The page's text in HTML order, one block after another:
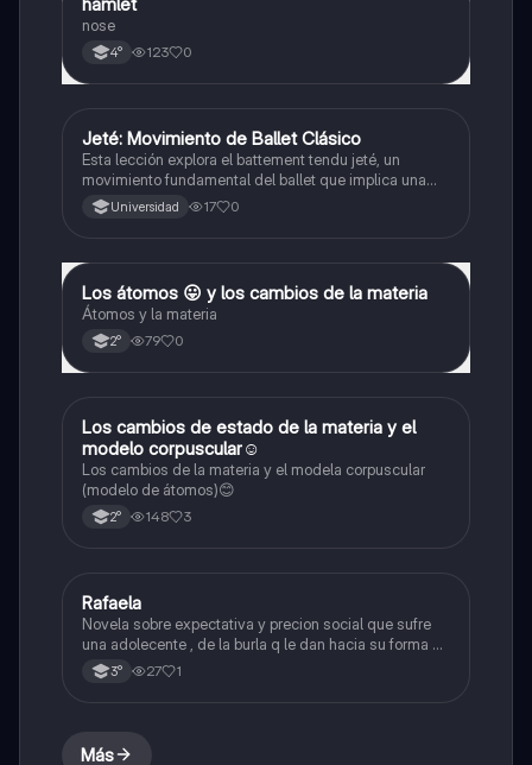
Otros
hamlet
nose
4° 123 0
Otros
Jeté: Movimiento de Ballet Clásico
Esta lección explora el battement tendu jeté, un
movimiento fundamental del ballet que implica una
extensión rápida de la pierna para desarrollar agilidad
y precisión.
Universidad 17 0
Ciencias Naturales
Los átomos 😛 y los cambios de la materia
Átomos y la materia
2° 79 0
Ciencias Naturales
Los cambios de estado de la materia y el
modelo corpuscular☺️
Los cambios de la materia y el modela corpuscular
(modelo de átomos)😊
2° 148 3
Otros
Rafaela
Novela sobre expectativa y precion social que sufre
una adolecente , de la burla q le dan hacia su forma de
ser y de vestirce , figura etc. Y del amor q llega a
surgir entre dos adolecentes pero habiendo ya
3° 27 1
Más